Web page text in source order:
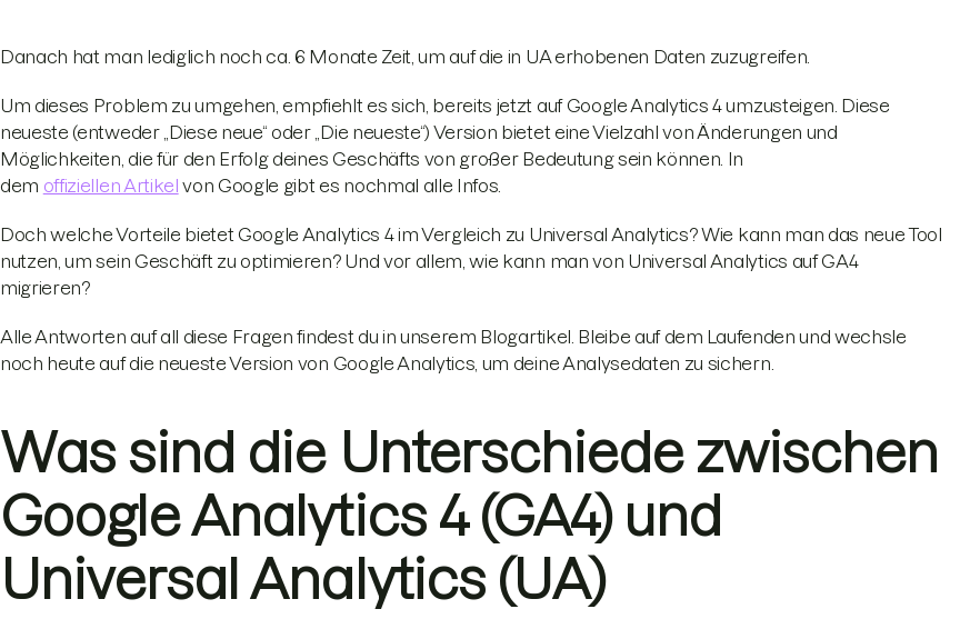
Danach hat man lediglich noch ca. 6 Monate Zeit, um auf die in UA erhobenen Daten zuzugreifen.
Um dieses Problem zu umgehen, empfiehlt es sich, bereits jetzt auf Google Analytics 4 umzusteigen. Diese
neueste (entweder „Diese neue“ oder „Die neueste“) Version bietet eine Vielzahl von Änderungen und
Möglichkeiten, die für den Erfolg deines Geschäfts von großer Bedeutung sein können. In
dem offiziellen Artikel von Google gibt es nochmal alle Infos.
Doch welche Vorteile bietet Google Analytics 4 im Vergleich zu Universal Analytics? Wie kann man das neue Tool
nutzen, um sein Geschäft zu optimieren? Und vor allem, wie kann man von Universal Analytics auf GA4
migrieren?
Alle Antworten auf all diese Fragen findest du in unserem Blogartikel. Bleibe auf dem Laufenden und wechsle
noch heute auf die neueste Version von Google Analytics, um deine Analysedaten zu sichern.
Was sind die Unterschiede zwischen
Google Analytics 4 (GA4) und
Universal Analytics (UA)